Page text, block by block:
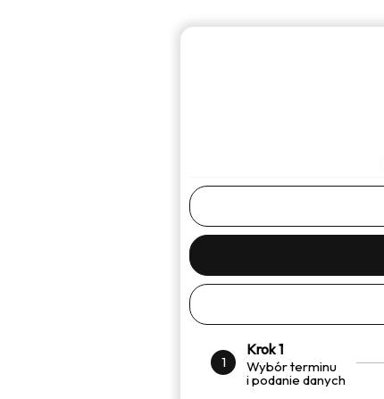
Krok 1
Wybór terminu
i podanie danych
1